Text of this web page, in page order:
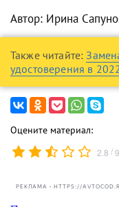
Автор: Ирина
Также читайте:
удостоверения в
Оцените материал:
2.8 /9
РЕКЛАМА • HTTPS://